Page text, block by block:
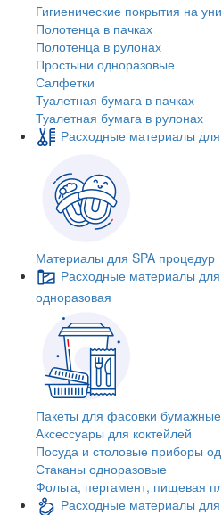
Гигиенические покрытия на
Полотенца в пачках
Полотенца в рулонах
Простыни одноразовые
Салфетки
Туалетная бумага в пачках
Туалетная бумага в рулонах
Расходные материалы для
Материалы для SPA процедур
Расходные материалы
одноразовая
Пакеты для фасовки
Аксессуары для коктейлей
Посуда и столовые приборы
Стаканы одноразовые
Фольга, пергамент, пищевая
Расходные материалы для